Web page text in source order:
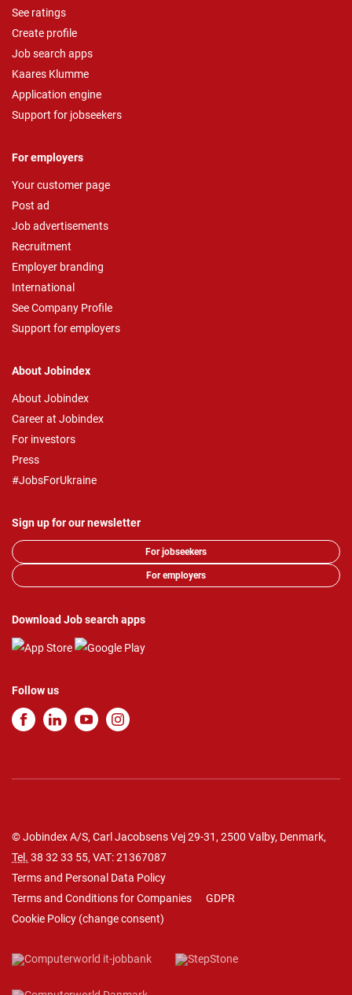
See ratings
Create profile
Job search apps
Kaares Klumme
Application engine
Support for jobseekers
For employers
Your customer page
Post ad
Job advertisements
Recruitment
Employer branding
International
See Company Profile
Support for employers
About Jobindex
About Jobindex
Career at Jobindex
For investors
Press
#JobsForUkraine
Sign up for our newsletter
For jobseekers
For employers
Download Job search apps
Follow us
© Jobindex A/S, Carl Jacobsens Vej 29-31, 2500 Valby, Denmark,
Tel. 38 32 33 55, VAT: 21367087
Terms and Personal Data Policy
Terms and Conditions for Companies
GDPR
Cookie Policy (change consent)